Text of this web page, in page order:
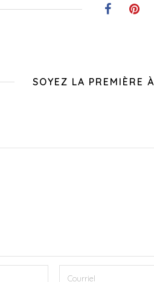
SOYEZ LA PREMIÈRE